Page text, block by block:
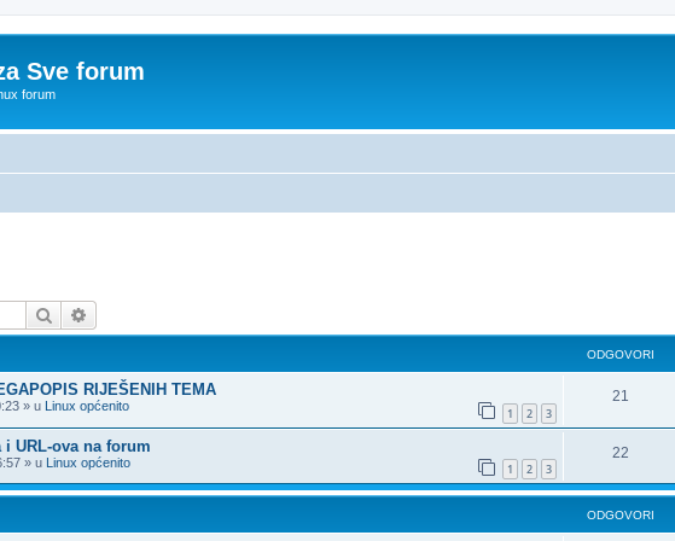
Sve forum
forum
Pretražnik
ODGOVORI
RIJEŠENIH TEMA
» u Linux općenito 1 2 3
21
URL-ova na forum
» u Linux općenito 1 2 3
22
ODGOVORI